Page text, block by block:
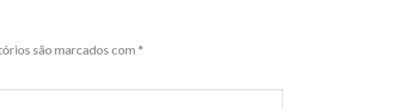
são marcados com *